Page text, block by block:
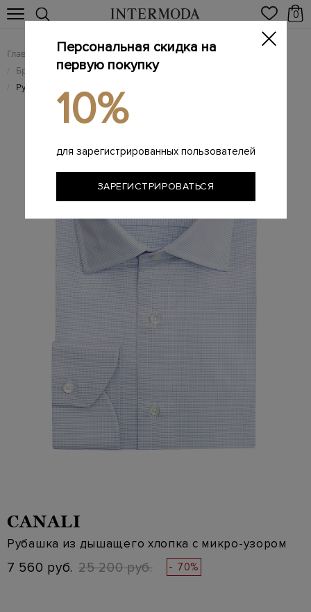
0
Главная Мужчинам / Одежда
/ Брендовые мужские рубашки
/ Рубашка из дышащего хлопка с микро-узором
CANALI
Рубашка из дышащего хлопка с микро-узором
7 560 руб. 25 200 руб. - 70%
Персональная скидка на
первую покупку
10%
для зарегистрированных пользователей
ЗАРЕГИСТРИРОВАТЬСЯ